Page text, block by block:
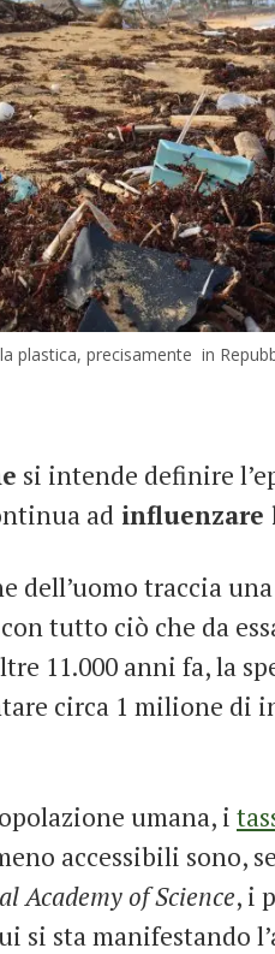
plastica, precisamente in
si intende definire
ad influenzare
dell’uomo traccia
tutto ciò che da
11.000 anni fa, la
circa 1 milione
umana, i t
accessibili sono,
Academy of Science, i
si sta manifestando